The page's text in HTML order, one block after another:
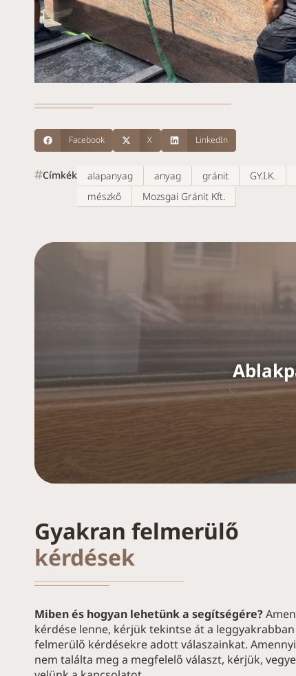
Facebook X LinkedIn
Címkék alapanyag anyag gránit GY.I.K.
mészkő
Mozsgai Gránit Kft.
Gyakran felmerülő
kérdések
Miben és hogyan lehetünk a segítségére?
kérdése lenne, kérjük tekintse át a leggyakrabban
felmerülő kérdésekre adott válaszainkat.
nem találta meg a megfelelő választ, kérjük,